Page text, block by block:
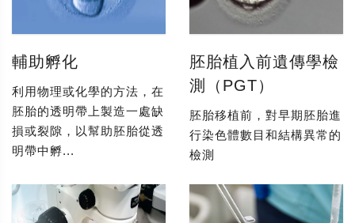
輔助孵化
利用物理或化學的方法，在
胚胎的透明帶上製造一處缺
損或裂隙，以幫助胚胎從透
明帶中孵...
胚胎植入前遺傳學檢
測（PGT）
胚胎移植前，對早期胚胎進
行染色體數目和結構異常的
檢測